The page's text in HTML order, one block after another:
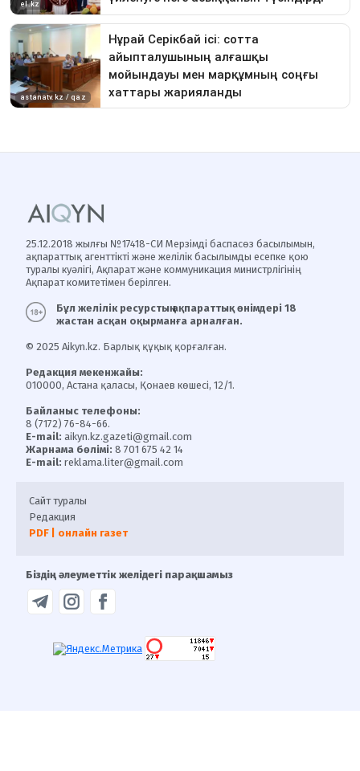
25.12.2018 жылғы №17418-СИ Мерзімді баспасөз басылымын,
ақпараттық агенттікті және желілік басылымды есепке қою
туралы куәлігі, Ақпарат және коммуникация министрлігінің
Ақпарат комитетімен берілген.
Бұл желілік ресурстың ақпараттық өнімдері 18
жастан асқан оқырманға арналған.
© 2025 Aikyn.kz. Барлық құқық қорғалған.
Редакция мекенжайы:
010000, Астана қаласы, Қонаев көшесі, 12/1.
Байланыс телефоны:
8 (7172) 76-84-66.
E-mail: aikyn.kz.gazeti@gmail.com
Жарнама бөлімі: 8 701 675 42 14
E-mail: reklama.liter@gmail.com
Сайт туралы
Редакция
PDF | онлайн газет
Біздің әлеуметтік желідегі парақшамыз